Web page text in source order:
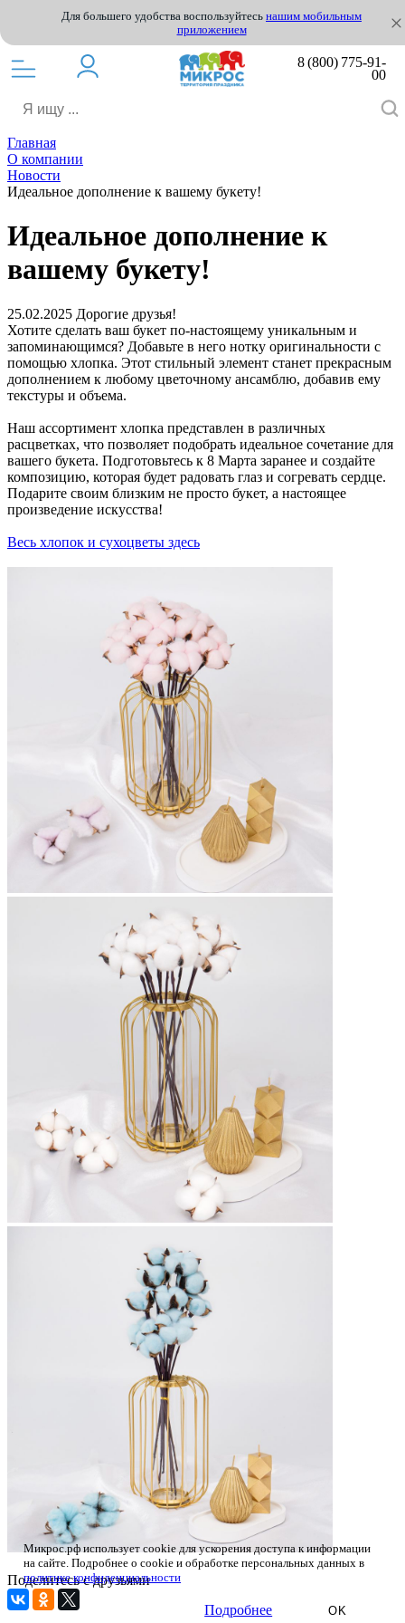
Для большего удобства воспользуйтесь нашим мобильным
приложением
8 (800) 775-91-
00
Главная
О компании
Новости
Идеальное дополнение к вашему букету!
Идеальное дополнение к
вашему букету!
25.02.2025 Дорогие друзья!
Хотите сделать ваш букет по-настоящему уникальным и
запоминающимся? Добавьте в него нотку оригинальности с
помощью хлопка. Этот стильный элемент станет прекрасным
дополнением к любому цветочному ансамблю, добавив ему
текстуры и объема.
Наш ассортимент хлопка представлен в различных
расцветках, что позволяет подобрать идеальное сочетание для
вашего букета. Подготовьтесь к 8 Марта заранее и создайте
композицию, которая будет радовать глаз и согревать сердце.
Подарите своим близким не просто букет, а настоящее
произведение искусства!
Весь хлопок и сухоцветы здесь
Поделитесь с друзьями
Микрос.рф использует cookie для ускорения доступа к информации
на сайте. Подробнее о cookie и обработке персональных данных в
политике конфиденциальности
Подробнее OK